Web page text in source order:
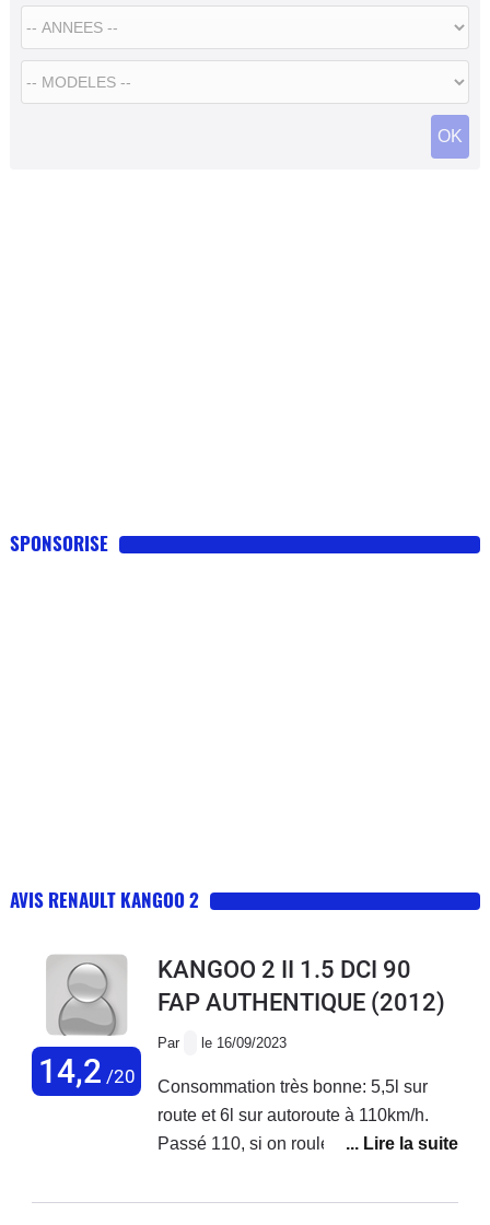
SPONSORISE
AVIS RENAULT KANGOO 2
14,2 /20
KANGOO 2 II 1.5 DCI 90
FAP AUTHENTIQUE (2012)
Par le 16/09/2023
Consommation très bonne: 5,5l sur
route et 6l sur autoroute à 110km/h.
Passé 110, si on roule à 130km/h c'est
donc rallongé, avec plus de prise au